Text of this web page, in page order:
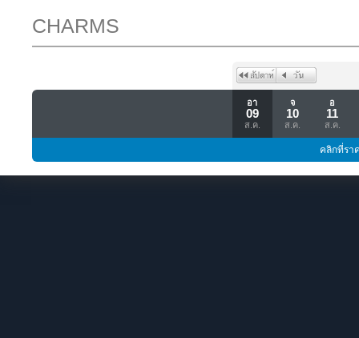
CHARMS
อา
09
ส.ค.
จ
10
ส.ค.
อ
11
ส.ค.
คลิกที่รา